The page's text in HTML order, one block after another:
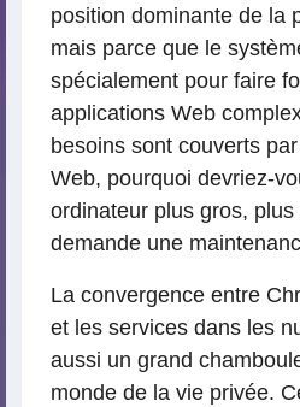
position dominante de la
mais parce que le
spécialement pour faire
applications Web
besoins sont couverts
Web, pourquoi devriez-
ordinateur plus gros, plus
demande une
La convergence entre
et les services dans les
aussi un grand
monde de la vie privée.